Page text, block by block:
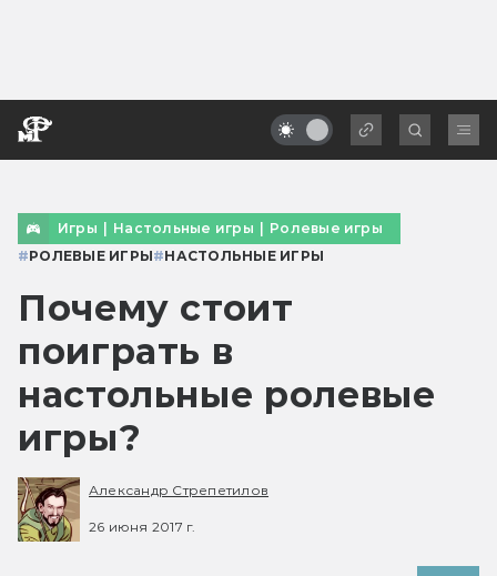
Игры | Настольные игры | Ролевые игры
#РОЛЕВЫЕ ИГРЫ#НАСТОЛЬНЫЕ ИГРЫ
Почему стоит
поиграть в
настольные ролевые
игры?
Александр Стрепетилов
26 июня 2017 г.